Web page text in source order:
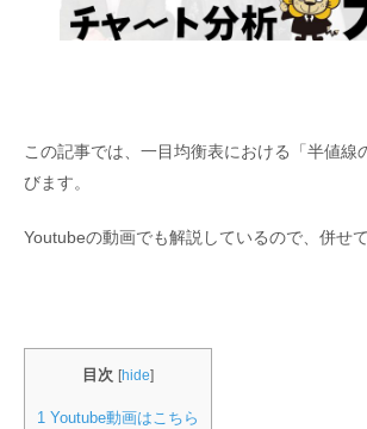
この記事では、一目均衡表における「半値線
びます。
Youtubeの動画でも解説しているので、併せ
目次 [hide]
1 Youtube動画はこちら